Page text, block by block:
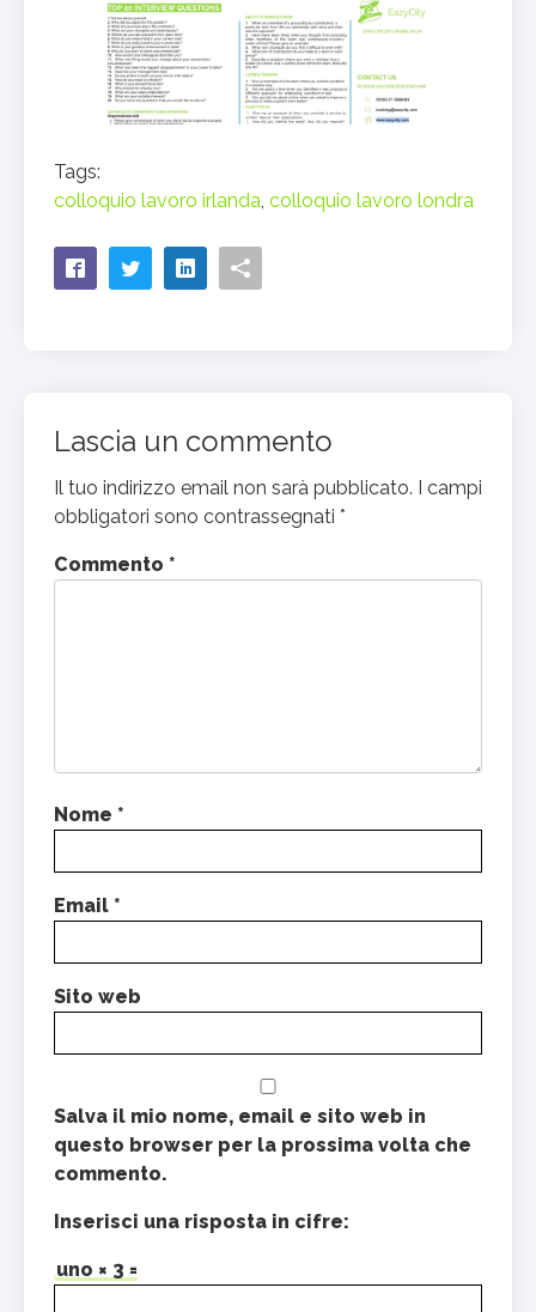
Tags:
colloquio lavoro irlanda, colloquio lavoro londra
Lascia un commento
Il tuo indirizzo email non sarà pubblicato. I campi
obbligatori sono contrassegnati *
Commento *
Nome *
Email *
Sito web
Salva il mio nome, email e sito web in
questo browser per la prossima volta che
commento.
Inserisci una risposta in cifre:
uno × 3 =